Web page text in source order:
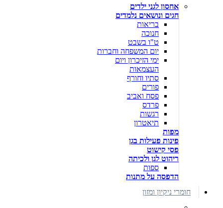
אחסון לגני ילדים
חגים ונושאים נלמדים
בריאות
חנוכה
ט"ו בשבט
יום המשפחה וחברות
ימי הזיכרון ויום
העצמאות
סתיו וחורף
פורים
פסח ואביב
פרדס
רגשות
תיאטרון
מפות
פינות פעילות בגן
פסי קישוט
ריהוט לגן ולכיתה
ספות
הדפסה על מתנות
חומרי ניקיון ומזון